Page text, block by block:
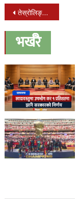
Post
navigation
तेस्रोलिङ्गीरसमलिङ्गीहरुका विषयमा चलचित्र निर्माण हुने
भर्खरै